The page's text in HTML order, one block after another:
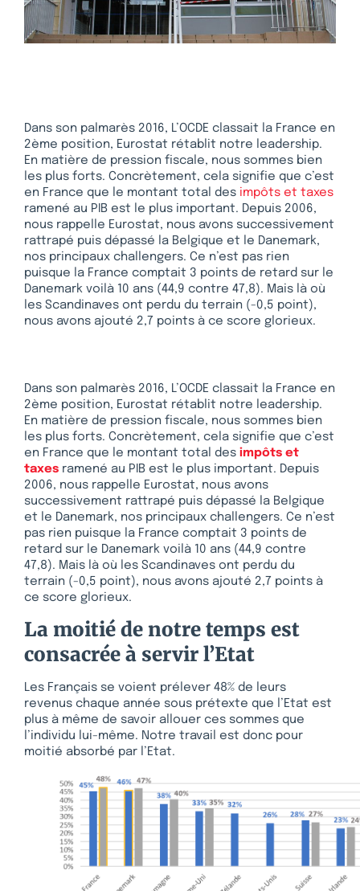
Dans son palmarès 2016, L’OCDE classait la France en
2ème position, Eurostat rétablit notre leadership.
En matière de pression fiscale, nous sommes bien
les plus forts. Concrètement, cela signifie que c’est
en France que le montant total des impôts et taxes
ramené au PIB est le plus important. Depuis 2006,
nous rappelle Eurostat, nous avons successivement
rattrapé puis dépassé la Belgique et le Danemark,
nos principaux challengers. Ce n’est pas rien
puisque la France comptait 3 points de retard sur le
Danemark voilà 10 ans (44,9 contre 47,8). Mais là où
les Scandinaves ont perdu du terrain (-0,5 point),
nous avons ajouté 2,7 points à ce score glorieux.
Dans son palmarès 2016, L’OCDE classait la France en
2ème position, Eurostat rétablit notre leadership.
En matière de pression fiscale, nous sommes bien
les plus forts. Concrètement, cela signifie que c’est
en France que le montant total des impôts et
taxes ramené au PIB est le plus important. Depuis
2006, nous rappelle Eurostat, nous avons
successivement rattrapé puis dépassé la Belgique
et le Danemark, nos principaux challengers. Ce n’est
pas rien puisque la France comptait 3 points de
retard sur le Danemark voilà 10 ans (44,9 contre
47,8). Mais là où les Scandinaves ont perdu du
terrain (-0,5 point), nous avons ajouté 2,7 points à
ce score glorieux.
La moitié de notre temps est
consacrée à servir l’Etat
Les Français se voient prélever 48% de leurs
revenus chaque année sous prétexte que l’Etat est
plus à même de savoir allouer ces sommes que
l’individu lui-même. Notre travail est donc pour
moitié absorbé par l’Etat.